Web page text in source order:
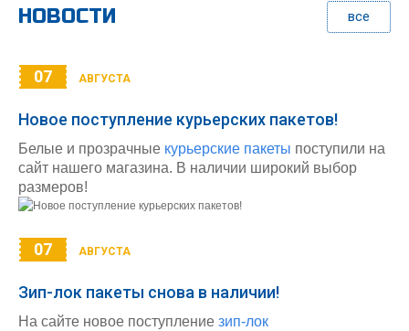
НОВОСТИ все
07 АВГУСТА
Новое поступление курьерских пакетов!
Белые и прозрачные курьерские пакеты поступили на
сайт нашего магазина. В наличии широкий выбор
размеров!
07 АВГУСТА
Зип-лок пакеты снова в наличии!
На сайте новое поступление зип-лок